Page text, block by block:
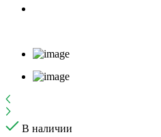
В наличии